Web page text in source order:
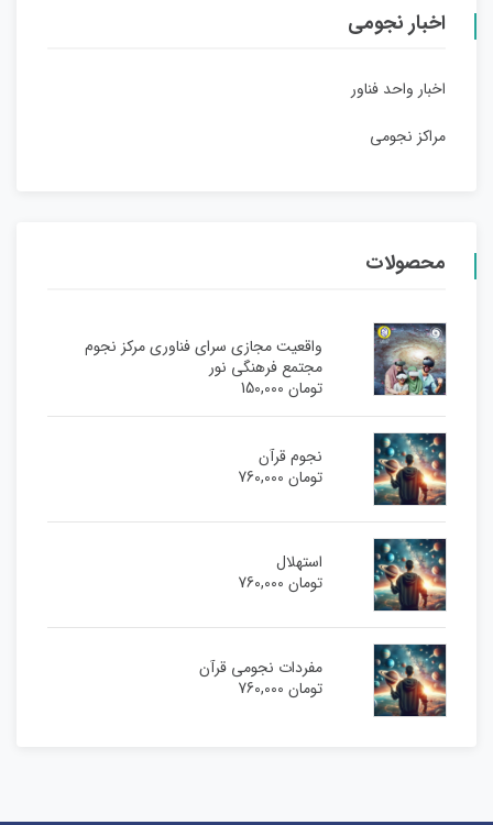
اخبار نجومی
اخبار واحد فناور
مراکز نجومی
محصولات
واقعیت مجازی سرای فناوری مرکز نجوم
مجتمع فرهنگی نور
تومان150,000
نجوم قرآن
تومان760,000
استهلال
تومان760,000
مفردات نجومی قرآن
تومان760,000